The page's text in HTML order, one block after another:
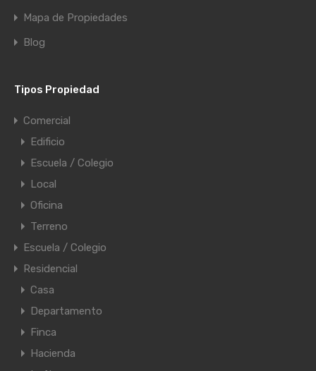
Mapa de Propiedades
Blog
Tipos Propiedad
Comercial
Edificio
Escuela / Colegio
Local
Oficina
Terreno
Escuela / Colegio
Residencial
Casa
Departamento
Finca
Hacienda